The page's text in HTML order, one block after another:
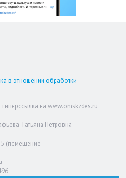
в отношении обработки
на www.omskzdes.ru
Татьяна Петровна
(помещение